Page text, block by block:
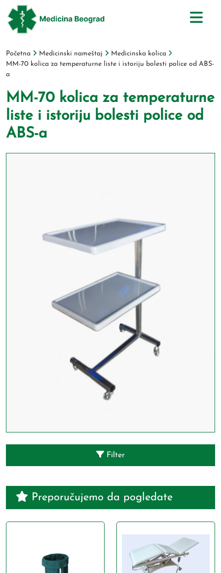
Početna Medicinski nameštaj
Medicinska kolica
MM-70 kolica za temperaturne liste i istoriju bolesti police od ABS-
a
MM-70 kolica za temperaturne
liste i istoriju bolesti police od
ABS-a
Filter
Preporučujemo da pogledate